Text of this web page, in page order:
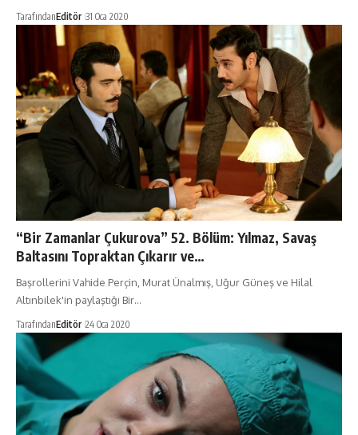
TarafındanEditör 31 Oca 2020
“Bir Zamanlar Çukurova” 52. Bölüm: Yılmaz, Savaş
Baltasını Topraktan Çıkarır ve…
Başrollerini Vahide Perçin, Murat Ünalmış, Uğur Güneş ve Hilal
Altınbilek'in paylaştığı Bir…
TarafındanEditör 24 Oca 2020